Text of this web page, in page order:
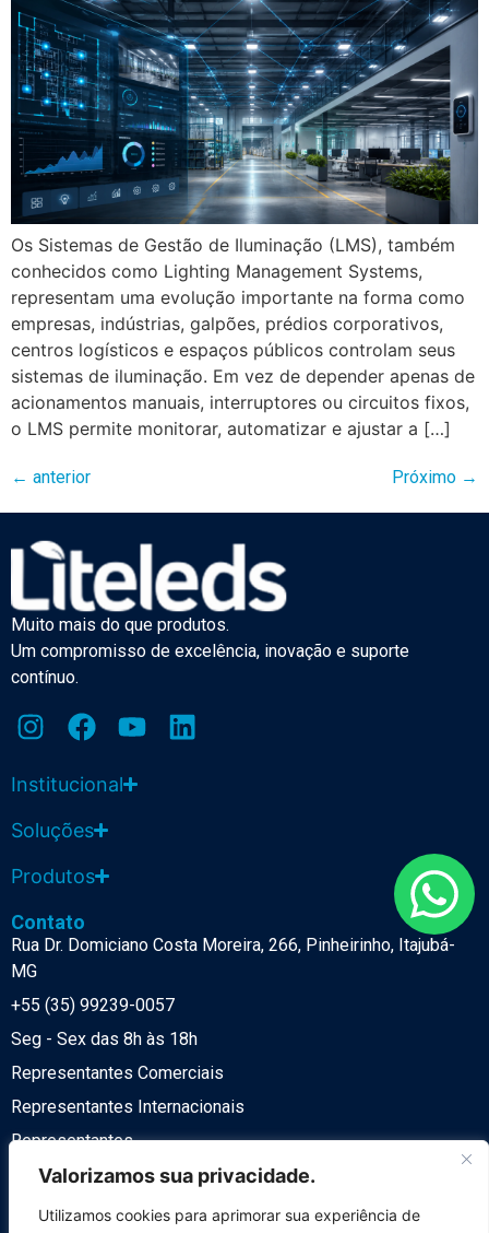
Valorizamos sua privacidade.
Utilizamos cookies para aprimorar sua experiência de
Os Sistemas de Gestão de Iluminação (LMS), também
conhecidos como Lighting Management Systems,
representam uma evolução importante na forma como
empresas, indústrias, galpões, prédios corporativos,
centros logísticos e espaços públicos controlam seus
sistemas de iluminação. Em vez de depender apenas de
acionamentos manuais, interruptores ou circuitos fixos,
o LMS permite monitorar, automatizar e ajustar a […]
← anterior Próximo →
Muito mais do que produtos.
Um compromisso de excelência, inovação e suporte
contínuo.
Institucional
Soluções
Produtos
Contato
Rua Dr. Domiciano Costa Moreira, 266, Pinheirinho, Itajubá-
MG
+55 (35) 99239-0057
Seg - Sex das 8h às 18h
Representantes Comerciais
Representantes Internacionais
Representantes
Política de Privacidade
LGPD